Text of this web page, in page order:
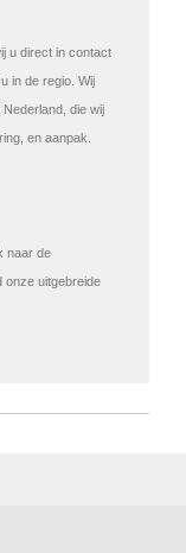
u direct in contact
in de regio. Wij
die wij
en aanpak.
naar de
onze uitgebreide